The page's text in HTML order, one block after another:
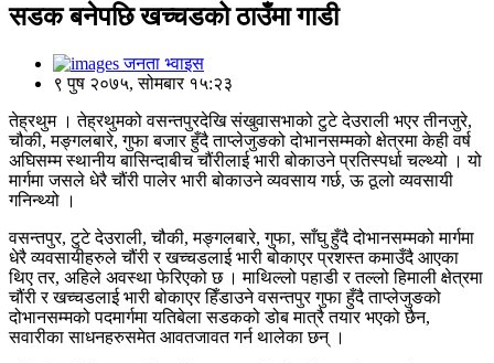
सडक बनेपछि खच्चडको ठाउँमा गाडी
जनता भ्वाइस
९ पुष २०७५, सोमबार १५:२३
तेह्रथुम । तेह्रथुमको वसन्तपुरदेखि संखुवासभाको टुटे देउराली भएर तीनजुरे,
चौकी, मङ्गलबारे, गुफा बजार हुँदै ताप्लेजुङको दोभानसम्मको क्षेत्रमा केही वर्ष
अघिसम्म स्थानीय बासिन्दाबीच चौंरीलाई भारी बोकाउने प्रतिस्पर्धा चल्थ्यो । यो
मार्गमा जसले धेरै चौंरी पालेर भारी बोकाउने व्यवसाय गर्छ, ऊ ठूलो व्यवसायी
गनिन्थ्यो ।
वसन्तपुर, टुटे देउराली, चौकी, मङ्गलबारे, गुफा, साँघु हुँदै दोभानसम्मको मार्गमा
धेरै व्यवसायीहरुले चौंरी र खच्चडलाई भारी बोकाएर प्रशस्त कमाउँदै आएका
थिए तर, अहिले अवस्था फेरिएको छ । माथिल्लो पहाडी र तल्लो हिमाली क्षेत्रमा
चौंरी र खच्चडलाई भारी बोकाएर हिँडाउने वसन्तपुर गुफा हुँदै ताप्लेजुङको
दोभानसम्मको पदमार्गमा यतिबेला सडकको डोब मात्रै तयार भएको छैन,
सवारीका साधनहरुसमेत आवतजावत गर्न थालेका छन् ।